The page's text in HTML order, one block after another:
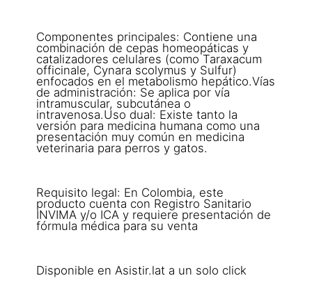
Componentes principales: Contiene una
combinación de cepas homeopáticas y
catalizadores celulares (como Taraxacum
officinale, Cynara scolymus y Sulfur)
enfocados en el metabolismo hepático.Vías
de administración: Se aplica por vía
intramuscular, subcutánea o
intravenosa.Uso dual: Existe tanto la
versión para medicina humana como una
presentación muy común en medicina
veterinaria para perros y gatos.
Requisito legal: En Colombia, este
producto cuenta con Registro Sanitario
INVIMA y/o ICA y requiere presentación de
fórmula médica para su venta
Disponible en Asistir.lat a un solo click